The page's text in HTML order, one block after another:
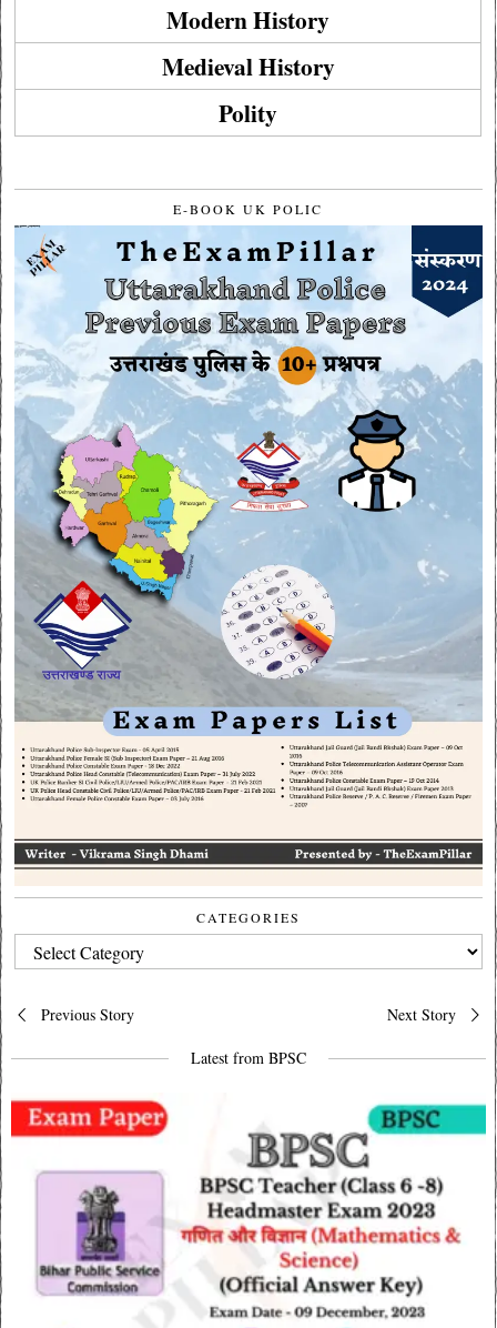
Modern History
Medieval History
Polity
E-BOOK UK POLIC
CATEGORIES
CATEGORIES
Post
navigation
Previous Story Next Story
Latest from BPSC